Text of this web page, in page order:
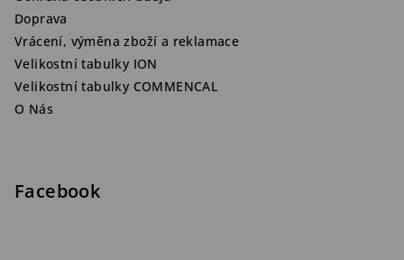
Doprava
Vrácení, výměna zboží a reklamace
Velikostní tabulky ION
Velikostní tabulky COMMENCAL
O Nás
Facebook